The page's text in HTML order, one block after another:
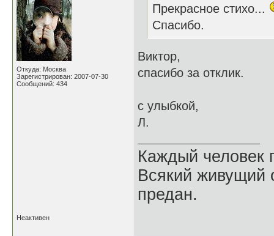
Откуда: Москва
Зарегистрирован: 2007-07-30
Сообщений: 434
Прекрасное стихо...
Спасибо.
Виктор,
спасибо за отклик.
с улыбкой,
Л.
Каждый человек
Всякий живущий
предан.
Неактивен